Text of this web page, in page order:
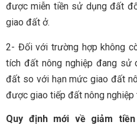
được miễn tiền sử dụng đất
giao đất ở.
2- Đối với trường hợp không
tích đất nông nghiệp đang sử
đất so với hạn mức giao đất
được giao tiếp đất nông nghiệp
Quy định mới về giảm